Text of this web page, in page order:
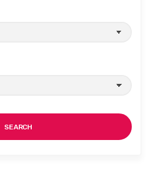
SEARCH